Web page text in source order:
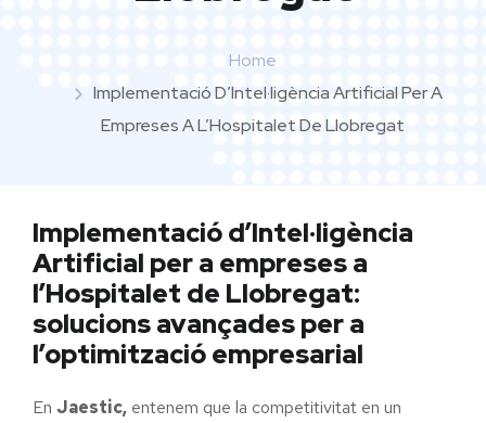
Home
Implementació D’Intel·ligència Artificial Per A
Empreses A L’Hospitalet De Llobregat
Implementació d’Intel·ligència
Artificial per a empreses a
l’Hospitalet de Llobregat:
solucions avançades per a
l’optimització empresarial
En Jaestic, entenem que la competitivitat en un